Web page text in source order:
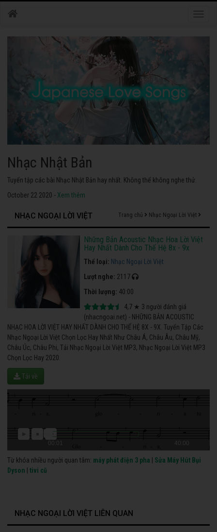
Nhạc Nhật Bản
Tuyển tập các bài Nhạc Nhật Bản hay nhất. Không thể không nghe thử.
October 22 2020 - Xem thêm
NHẠC NGOẠI LỜI VIỆT Trang chủ Nhạc Ngoại Lời Việt
Những Bản Acoustic Nhạc Hoa Lời Việt
Hay Nhất Dành Cho Thế Hệ 8x - 9x
Thể loại: Nhạc Ngoại Lời Việt
Lượt nghe: 2117
Thời lượng: 40:00
4,7 ★ 3 người đánh giá
(nhacngoai.net) - NHỮNG BẢN ACOUSTIC
NHẠC HOA LỜI VIỆT HAY NHẤT DÀNH CHO THẾ HỆ 8X - 9X. Tuyển Tập Các
Nhạc Ngoại Lời Việt Chọn Lọc Hay Nhất Như Châu Á, Châu Âu, Châu Mỹ,
Châu Úc, Châu Phi, Tải Nhạc Ngoại Lời Việt MP3, Nhạc Ngoại Lời Việt MP3
Chọn Lọc Hay 2020.
Tải về
00:01 40:00
Từ khóa nhiều người quan tâm: máy phát điện 3 pha
Sửa Máy Hút Bụi
Dyson
tivi cũ
NHẠC NGOẠI LỜI VIỆT LIÊN QUAN